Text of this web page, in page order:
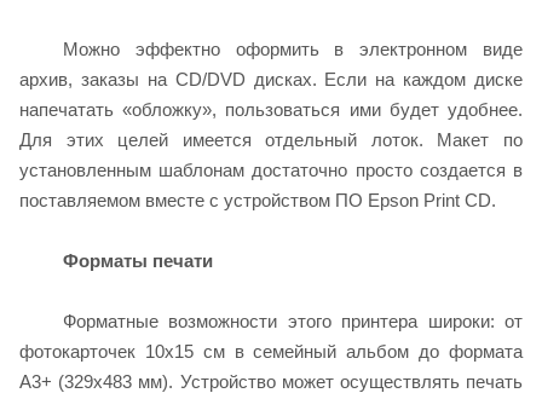
Можно эффектно оформить в электронном виде
архив, заказы на CD/DVD дисках. Если на каждом диске
напечатать «обложку», пользоваться ими будет удобнее.
Для этих целей имеется отдельный лоток. Макет по
установленным шаблонам достаточно просто создается в
поставляемом вместе с устройством ПО Epson Print CD.
Форматы печати
Форматные возможности этого принтера широки: от
фотокарточек 10х15 см в семейный альбом до формата
A3+ (329x483 мм). Устройство может осуществлять печать